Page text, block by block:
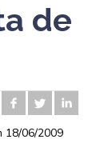
de
18/06/2009